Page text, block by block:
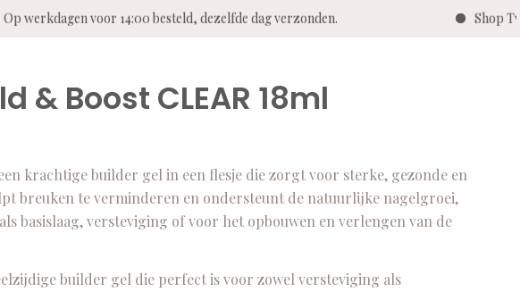
voor 14:00 besteld, dezelfde dag verzonden. Shop
& Boost CLEAR 18ml
krachtige builder gel in een flesje die zorgt voor sterke, gezonde en
breuken te verminderen en ondersteunt de natuurlijke nagelgroei,
basislaag, versteviging of voor het opbouwen en verlengen van de
builder gel die perfect is voor zowel versteviging als